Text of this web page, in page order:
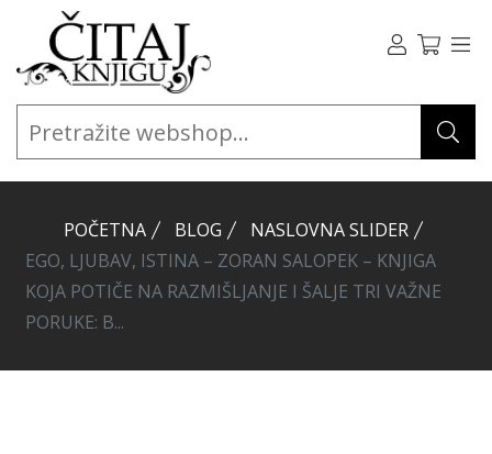
POČETNA BLOG
NASLOVNA SLIDER
EGO, LJUBAV, ISTINA – ZORAN SALOPEK – KNJIGA
KOJA POTIČE NA RAZMIŠLJANJE I ŠALJE TRI VAŽNE
PORUKE: B...